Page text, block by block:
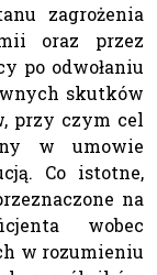
zagrożenia
oraz przez
po odwołaniu
skutków
przy czym cel
w umowie
Co istotne,
na
wobec
w rozumieniu